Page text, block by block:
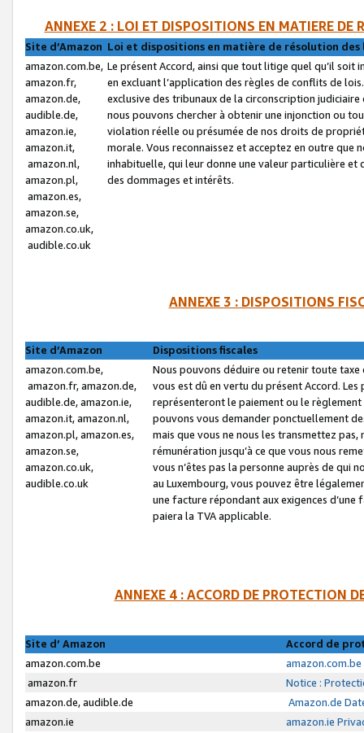
ANNEXE 2 : LOI ET DISPOSITIONS EN MATIERE DE
Site d’Amazon Loi et dispositions en matière de résolution
amazon.com.be,
amazon.fr,
amazon.de,
audible.de,
amazon.ie,
amazon.it,
amazon.nl,
amazon.pl,
amazon.es,
amazon.se,
amazon.co.uk,
audible.co.uk
Le présent Accord, ainsi que tout litige quel qu’il soit
en excluant l’application des règles de conflits de
exclusive des tribunaux de la circonscription
nous pouvons chercher à obtenir une injonction ou
violation réelle ou présumée de nos droits de
morale. Vous reconnaissez et acceptez en outre que
inhabituelle, qui leur donne une valeur particulière
des dommages et intérêts.
ANNEXE 3 : DISPOSITIONS
Site d’Amazon
Dispositions fiscales
amazon.com.be,
amazon.fr, amazon.de,
audible.de, amazon.ie,
amazon.it, amazon.nl,
amazon.pl, amazon.es,
amazon.se,
amazon.co.uk,
audible.co.uk
Nous pouvons déduire ou retenir toute
vous est dû en vertu du présent Accord.
représenteront le paiement ou le
pouvons vous demander ponctuellement
mais que vous ne nous les transmettez
rémunération jusqu’à ce que vous nous
vous n’êtes pas la personne auprès de qui
au Luxembourg, vous pouvez être
une facture répondant aux exigences
paiera la TVA applicable.
ANNEXE 4 : ACCORD DE PROTECTION
Site d’ Amazon
Accord de
amazon.com.be
amazon.fr
Notice :
amazon.de, audible.de
Amazon.de
amazon.ie
amazon.ie